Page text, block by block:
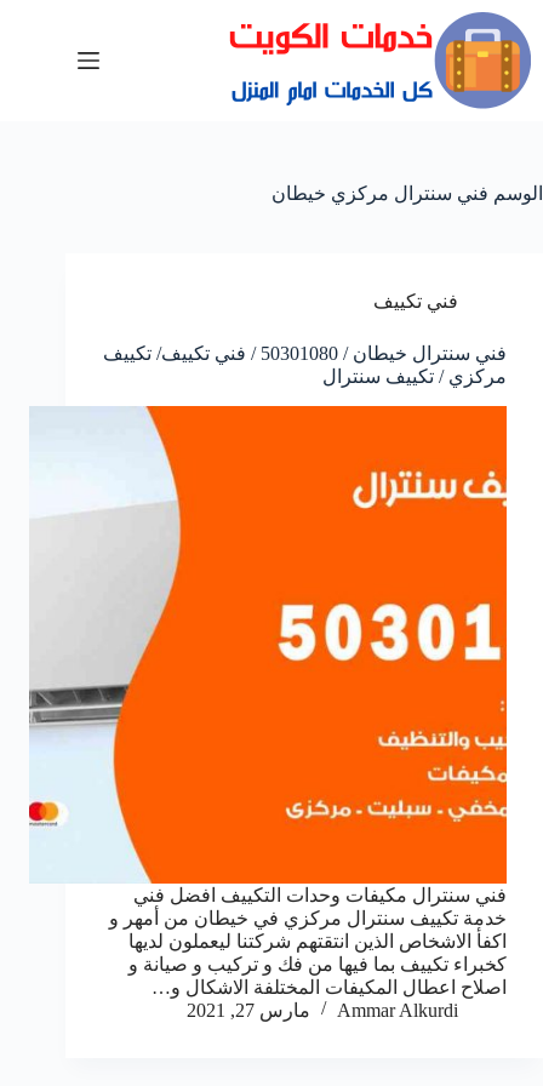
الوسم فني سنترال مركزي خيطان
فني تكييف
فني سنترال خيطان / 50301080 / فني تكييف/ تكييف
مركزي / تكييف سنترال
فني سنترال مكيفات وحدات التكييف افضل فني
خدمة تكييف سنترال مركزي في خيطان من أمهر و
اكفأ الاشخاص الذين انتقتهم شركتنا ليعملون لديها
كخبراء تكييف بما فيها من فك و تركيب و صيانة و
اصلاح اعطال المكيفات المختلفة الاشكال و…
Ammar Alkurdi
مارس 27, 2021